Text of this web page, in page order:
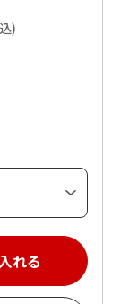
)
れる